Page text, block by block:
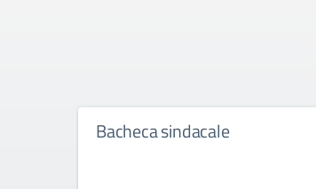
Bacheca sindacale